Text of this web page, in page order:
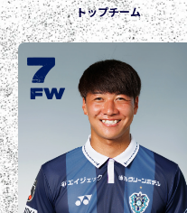
トップチーム
9
FW